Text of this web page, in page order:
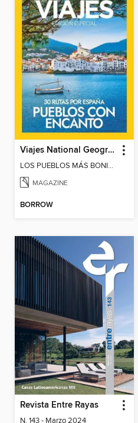
Viajes National Geographic Especiales
LOS PUEBLOS MÁS BONITOS DE ESPAÑA
MAGAZINE
BORROW
Revista Entre Rayas
N. 143 - Marzo 2024